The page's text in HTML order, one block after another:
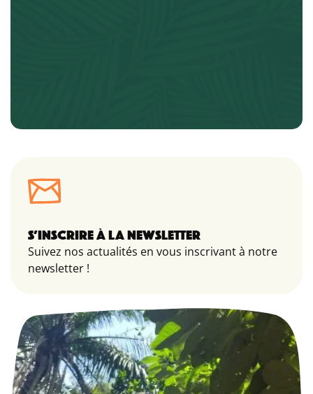
S’INSCRIRE À LA NEWSLETTER
Suivez nos actualités en vous inscrivant à notre
newsletter !